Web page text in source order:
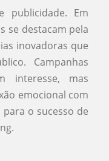
publicidade. Em
se destacam pela
inovadoras que
Campanhas
interesse, mas
emocional com
o sucesso de